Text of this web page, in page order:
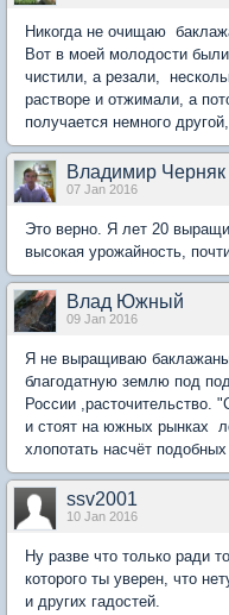
Никогда не очищаю
Вот в моей молодости
чистили, а резали,
растворе и отжимали, а
получается немного
Владимир Черняк
07 Jan 2016
Это верно. Я лет 20
высокая урожайность,
Влад Южный
09 Jan 2016
Я не выращиваю
благодатную землю под
России ,расточительство.
и стоят на южных рынках
хлопотать насчёт
ssv2001
10 Jan 2016
Ну разве что только ради
которого ты уверен, что
и других гадостей.